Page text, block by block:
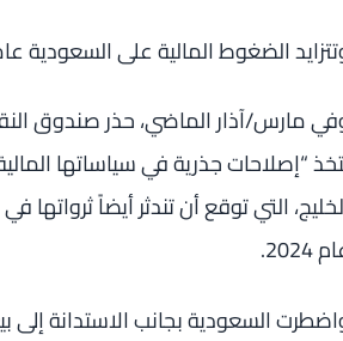
الضغوط المالية على السعودية عاما
“إصلاحات جذرية في سياساتها
التي توقع أن تندثر أيضاً ثرواتها
2024.
السعودية بجانب الاستدانة